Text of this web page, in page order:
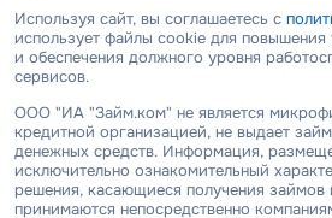
Используя сайт, вы соглашаетесь с
использует файлы cookie для повышения
и обеспечения должного уровня
сервисов.
ООО "ИА "Займ.ком" не является
кредитной организацией, не выдает
денежных средств. Информация,
исключительно ознакомительный
решения, касающиеся получения займов
принимаются непосредственно